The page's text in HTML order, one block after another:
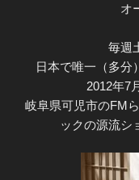
オ
毎週
日本で唯一（多分
2012年7
岐阜県可児市のFM
ックの源流シ